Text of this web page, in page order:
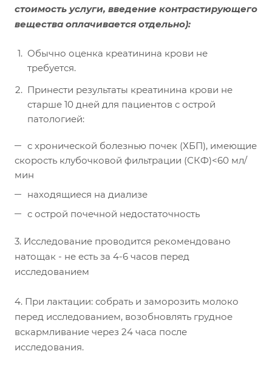
стоимость услуги, введение контрастирующего
вещества оплачивается отдельно):
Обычно оценка креатинина крови не
требуется.
Принести результаты креатинина крови не
старше 10 дней для пациентов с острой
патологией:
с хронической болезнью почек (ХБП), имеющие
скорость клубочковой фильтрации (СКФ)<60 мл/
мин
находящиеся на диализе
с острой почечной недостаточность
3. Исследование проводится рекомендовано
натощак - не есть за 4-6 часов перед
исследованием
4. При лактации: собрать и заморозить молоко
перед исследованием, возобновлять грудное
вскармливание через 24 часа после
исследования.